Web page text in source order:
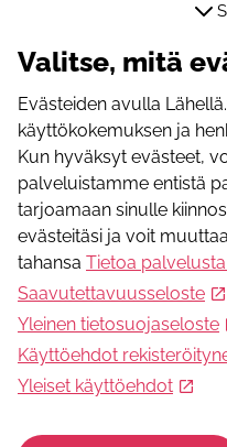
74700 Kiuruvesi
Sähköpostiosoite
Puhelinnumero
050 431 8530
Facebook
https://
Instagram
www.instagram.com/
Youtube
https://
Muut sosiaaliset mediat
https://www.tiktok.com/
Valitse, mitä
Evästeiden avulla
käyttökokemuksen ja
Kun hyväksyt evästeet,
palveluistamme entistä
tarjoamaan sinulle
evästeitäsi ja voit
tahansa Tietoa
Saavutettavuusseloste
Yleinen tietosuojaseloste
Käyttöehdot
Yleiset käyttöehdot